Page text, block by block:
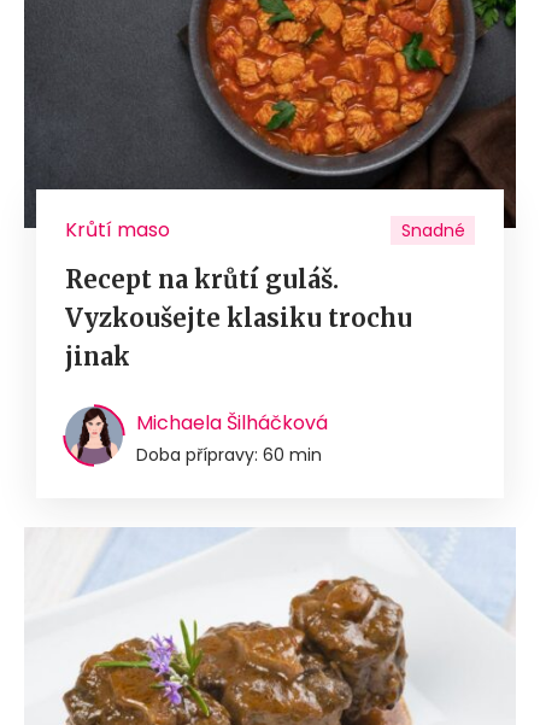
Krůtí maso Snadné
Recept na krůtí guláš.
Vyzkoušejte klasiku trochu
jinak
Michaela Šilháčková
Doba přípravy: 60 min